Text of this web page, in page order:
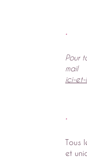
.
Pour
mail
ici-et-
.
Tous
et